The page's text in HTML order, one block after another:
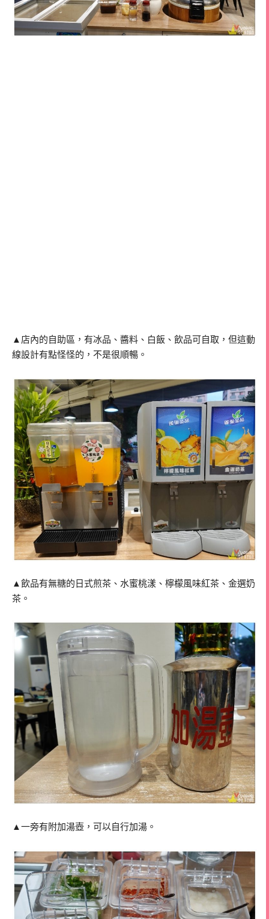
▲店內的自助區，有冰品、醬料、白飯、飲品可自取，但這動
線設計有點怪怪的，不是很順暢。
▲飲品有無糖的日式煎茶、水蜜桃漾、檸檬風味紅茶、金選奶
茶。
▲一旁有附加湯壺，可以自行加湯。